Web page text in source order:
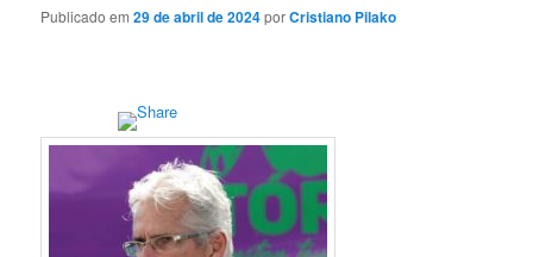
Publicado em29 de abril de 2024porCristiano Pilako